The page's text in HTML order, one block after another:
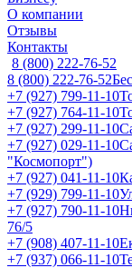
О компании
Отзывы
Контакты
8 (800) 222-76-52
8 (800) 222-76-52
+7 (927) 799-11-10
+7 (927) 764-11-10
+7 (927) 299-11-10
+7 (927) 029-11-10
"Космопорт")
+7 (927) 041-11-10
+7 (929) 799-11-10
+7 (927) 790-11-10
76/5
+7 (908) 407-11-10
+7 (937) 066-11-10